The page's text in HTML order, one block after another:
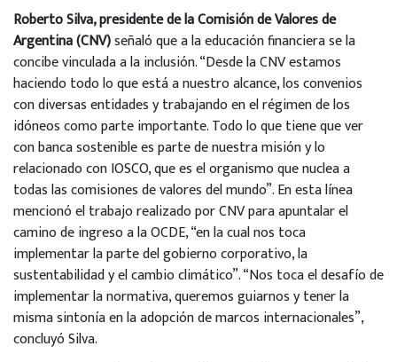
Roberto Silva, presidente de la Comisión de Valores de
Argentina (CNV)señaló que a la educación financiera se la
concibe vinculada a la inclusión. “Desde la CNV estamos
haciendo todo lo que está a nuestro alcance, los convenios
con diversas entidades y trabajando en el régimen de los
idóneos como parte importante. Todo lo que tiene que ver
con banca sostenible es parte de nuestra misión y lo
relacionado con IOSCO, que es el organismo que nuclea a
todas las comisiones de valores del mundo”. En esta línea
mencionó el trabajo realizado por CNV para apuntalar el
camino de ingreso a la OCDE, “en la cual nos toca
implementar la parte del gobierno corporativo, la
sustentabilidad y el cambio climático”. “Nos toca el desafío de
implementar la normativa, queremos guiarnos y tener la
misma sintonía en la adopción de marcos internacionales”,
concluyó Silva.